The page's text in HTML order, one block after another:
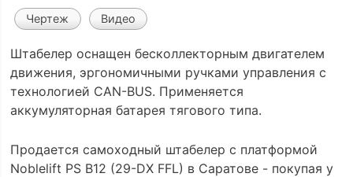
Чертеж Видео
Штабелер оснащен бесколлекторным двигателем
движения, эргономичными ручками управления с
технологией CAN-BUS. Применяется
аккумуляторная батарея тягового типа.
Продается самоходный штабелер с платформой
Noblelift PS B12 (29-DX FFL) в Саратове - покупая у